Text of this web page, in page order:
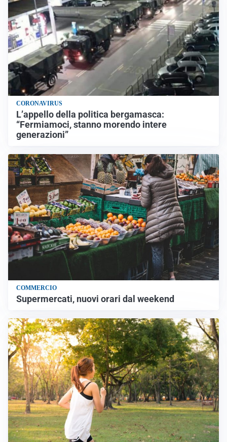
CORONAVIRUS
L’appello della politica bergamasca:
“Fermiamoci, stanno morendo intere
generazioni”
COMMERCIO
Supermercati, nuovi orari dal weekend